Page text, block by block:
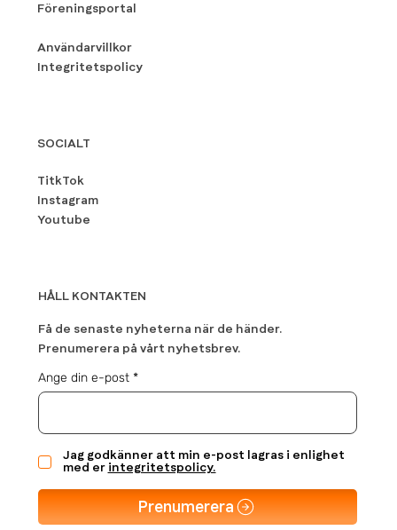
Föreningsportal
Användarvillkor
Integritetspolicy
SOCIALT
TitkTok
Instagram
Youtube
HÅLL KONTAKTEN
Få de senaste nyheterna när de händer.
Prenumerera på vårt nyhetsbrev.
Ange din e-post
Jag godkänner att min e-post lagras i enlighet
med er integritetspolicy.
Prenumerera